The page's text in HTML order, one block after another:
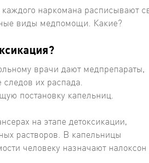
наркомана расписывают
виды медпомощи. Какие?
врачи дают медпрепараты,
их распада.
постановку капельниц.
на этапе детоксикации,
растворов. В капельницы
человеку назначают налоксон